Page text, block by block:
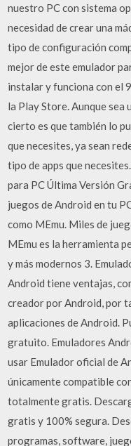
nuestro PC con sistema
necesidad de crear una
tipo de configuración
mejor de este emulador
instalar y funciona con el
la Play Store. Aunque
cierto es que también lo
que necesites, ya sean
tipo de apps que
para PC Última Versión
juegos de Android en tu
como MEmu. Miles de
MEmu es la herramienta
y más modernos 3.
Android tiene ventajas,
creador por Android, por
aplicaciones de Android.
gratuito. Emuladores
usar Emulador oficial de
únicamente compatible
totalmente gratis.
gratis y 100% segura.
programas, software,